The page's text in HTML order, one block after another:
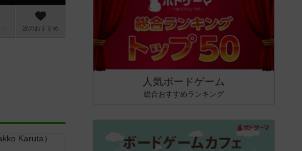
次のおすすめ
人気ボードゲーム
総合おすすめランキング